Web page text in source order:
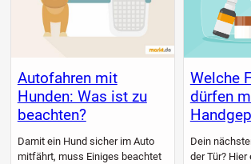
Autofahren mit
Hunden: Was ist zu
beachten?
Damit ein Hund sicher im Auto
mitfährt, muss Einiges beachtet
Welche
dürfen
Dein
der Tür?